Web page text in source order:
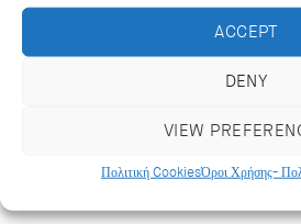
ACCEPT
DENY
VIEW
Πολιτική CookiesΌροι Χρήσης-
Κριεζώτου 14, Αθήνα 106 71
+302103627488, +302103629796